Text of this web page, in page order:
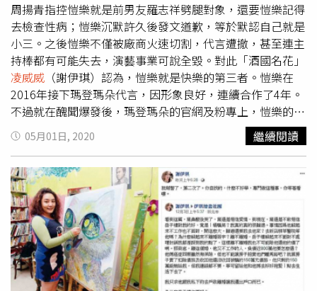
周揚青指控愷樂就是前男友羅志祥劈腿對象，還要愷樂記得
去檢查性病；愷樂沉默許久後發文道歉，等於默認自己就是
小三。之後愷樂不僅被廠商火速切割，代言遭撤，甚至連主
持棒都有可能失去，演藝事業可說全毀。對此「酒國名花」
凌威威 （謝伊琪）認為，愷樂就是快樂的第三者。愷樂在
2016年接下瑪登瑪朵代言，因形象良好，連續合作了4年。
不過就在醜聞爆發後，瑪登瑪朵的官網及粉專上，愷樂的照
片一夕間被換掉。對此廠商表示，雙方合約早已結束，肖像
權使用到2020年6月30日，至於愷樂私事，不便評論。風波
越演越烈，愷樂不僅遭輿論狂砲轟，就連保養品、知名髮廊
集團年度代言也都紛紛終止合作，甚至從此被貼上小三標
籤，演藝之路堪憂。而凌威威目前尚與小11歲丈夫打離婚官
司，由於男方在外疑似有小三，還曾有約炮紀錄，因此對於
羅志祥與愷樂事件有許多感觸。根據《自由時報》報導，凌
威威認為，愷樂雖狂丟代言，演藝事業陷危機，但愷樂就是
個快樂的第三者，「包包也有，男人也有，她有什麼不開
心？」
05月01日, 2020 繼續閱讀